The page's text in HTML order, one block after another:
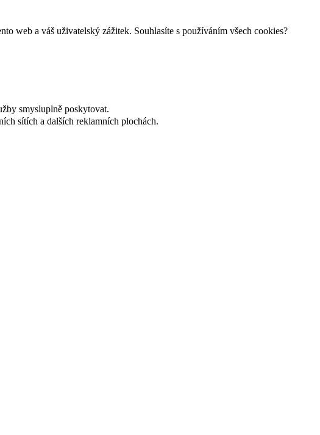
web a váš uživatelský zážitek. Souhlasíte s používáním všech cookies?
smysluplně poskytovat.
sítích a dalších reklamních plochách.